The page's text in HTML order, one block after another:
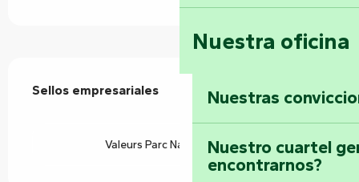
Nuestra oficina
Nuestras
Nuestro cuartel
encontrarnos?
Oferta de prestaciones
Sellos empresariales
Sellos empresariales
Valeurs Parc Naturel Régional